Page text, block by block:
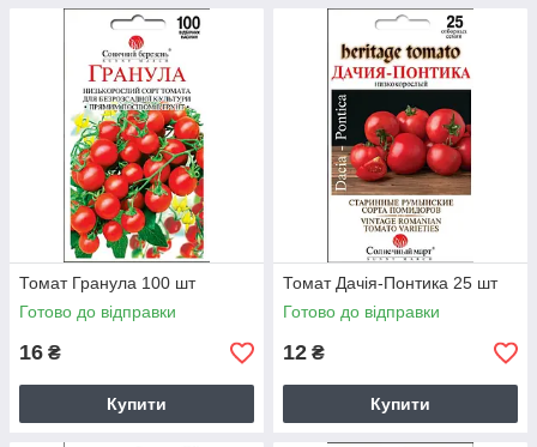
Томат Гранула 100 шт
Готово до відправки
16 ₴
Купити
Томат Дачія-Понтика 25 шт
Готово до відправки
12 ₴
Купити